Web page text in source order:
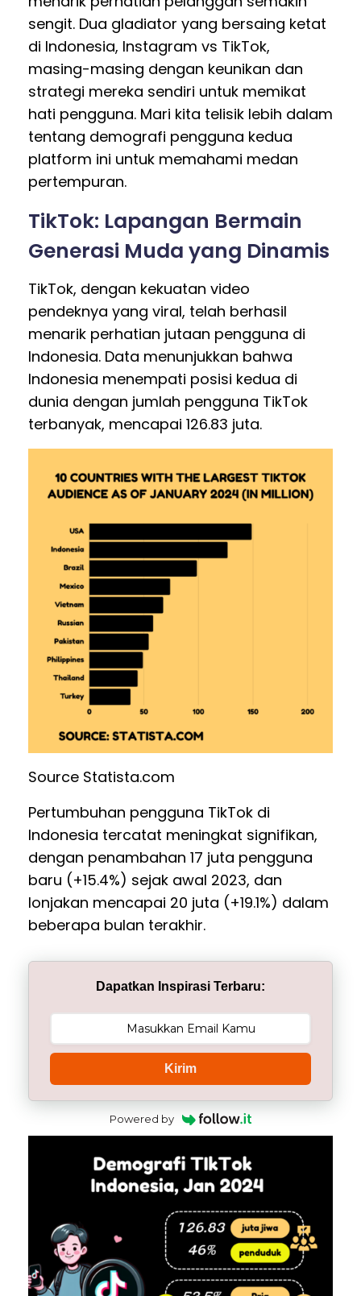
sengit. Dua gladiator yang bersaing ketat
di Indonesia, Instagram vs TikTok,
masing-masing dengan keunikan dan
strategi mereka sendiri untuk memikat
hati pengguna. Mari kita telisik lebih dalam
tentang demografi pengguna kedua
platform ini untuk memahami medan
pertempuran.
TikTok: Lapangan Bermain
Generasi Muda yang Dinamis
TikTok, dengan kekuatan video
pendeknya yang viral, telah berhasil
menarik perhatian jutaan pengguna di
Indonesia. Data menunjukkan bahwa
Indonesia menempati posisi kedua di
dunia dengan jumlah pengguna TikTok
terbanyak, mencapai 126.83 juta.
Source Statista.com
Pertumbuhan pengguna TikTok di
Indonesia tercatat meningkat signifikan,
dengan penambahan 17 juta pengguna
baru (+15.4%) sejak awal 2023, dan
lonjakan mencapai 20 juta (+19.1%) dalam
beberapa bulan terakhir.
Dapatkan Inspirasi Terbaru:
Kirim
Powered by